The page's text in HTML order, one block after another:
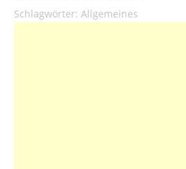
Schlagwörter: Allgemeines